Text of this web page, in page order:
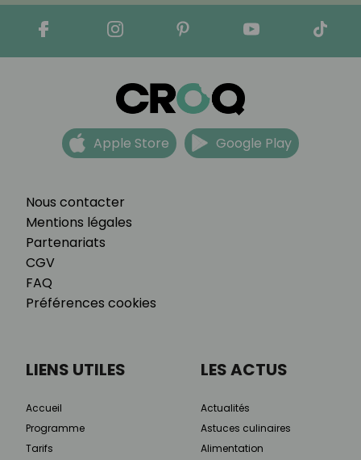
Nous contacter
Mentions légales
Partenariats
CGV
FAQ
Préférences cookies
Apple Store Google Play
LIENS UTILES
Accueil
Programme
Tarifs
LES ACTUS
Actualités
Astuces culinaires
Alimentation